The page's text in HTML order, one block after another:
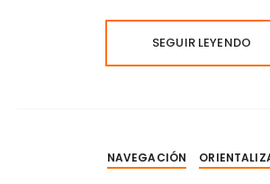
SEGUIR LEYENDO
NAVEGACIÓN